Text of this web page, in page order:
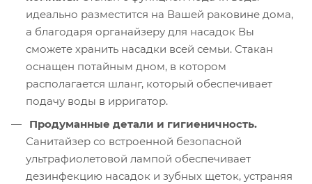
идеально разместится на Вашей раковине дома,
а благодаря органайзеру для насадок Вы
сможете хранить насадки всей семьи. Стакан
оснащен потайным дном, в котором
располагается шланг, который обеспечивает
подачу воды в ирригатор.
Продуманные детали и гигиеничность.
Санитайзер со встроенной безопасной
ультрафиолетовой лампой обеспечивает
дезинфекцию насадок и зубных щеток, устраняя